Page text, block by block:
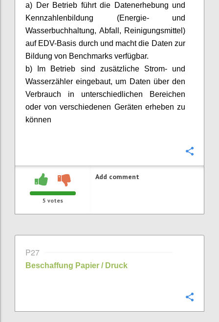
a) Der Betrieb führt die Datenerhebung und
Kennzahlenbildung (Energie- und
Wasserbuchhaltung, Abfall, Reinigungsmittel)
auf EDV-Basis durch und macht die Daten zur
Bildung von Benchmarks verfügbar.
b) Im Betrieb sind zusätzliche Strom- und
Wasserzähler eingebaut, um Daten über den
Verbrauch in unterschiedlichen Bereichen
oder von verschiedenen Geräten erheben zu
können
5 votes
Add comment
P27
Beschaffung Papier / Druck